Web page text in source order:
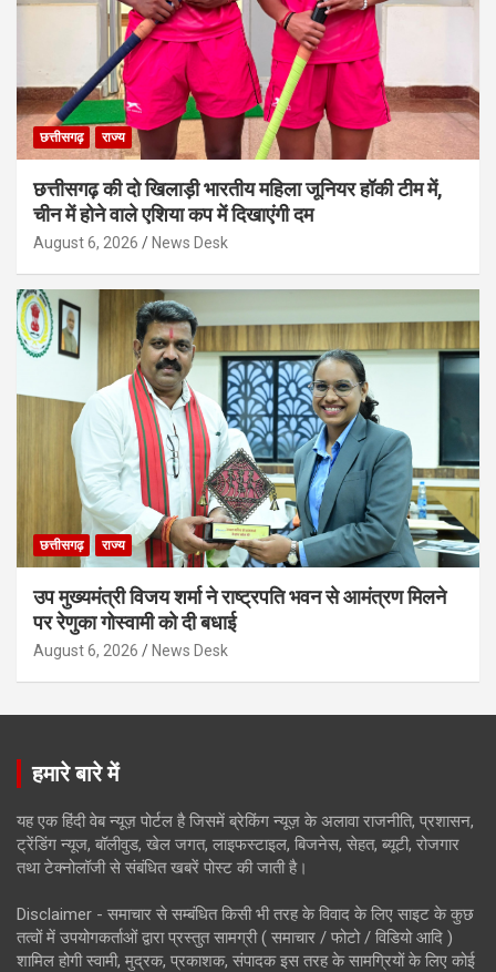
छत्तीसगढ़ राज्य
छत्तीसगढ़ की दो खिलाड़ी भारतीय महिला जूनियर हॉकी टीम में,
चीन में होने वाले एशिया कप में दिखाएंगी दम
August 6, 2026 News Desk
छत्तीसगढ़ राज्य
उप मुख्यमंत्री विजय शर्मा ने राष्ट्रपति भवन से आमंत्रण मिलने
पर रेणुका गोस्वामी को दी बधाई
August 6, 2026 News Desk
हमारे बारे में
यह एक हिंदी वेब न्यूज़ पोर्टल है जिसमें ब्रेकिंग न्यूज़ के अलावा राजनीति, प्रशासन,
ट्रेंडिंग न्यूज, बॉलीवुड, खेल जगत, लाइफस्टाइल, बिजनेस, सेहत, ब्यूटी, रोजगार
तथा टेक्नोलॉजी से संबंधित खबरें पोस्ट की जाती है।
Disclaimer - समाचार से सम्बंधित किसी भी तरह के विवाद के लिए साइट के कुछ
तत्वों में उपयोगकर्ताओं द्वारा प्रस्तुत सामग्री ( समाचार / फोटो / विडियो आदि )
शामिल होगी स्वामी, मुद्रक, प्रकाशक, संपादक इस तरह के सामग्रियों के लिए कोई